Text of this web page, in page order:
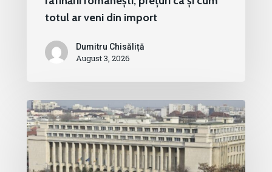
totul ar veni din import
Dumitru Chisăliță
August 3, 2026